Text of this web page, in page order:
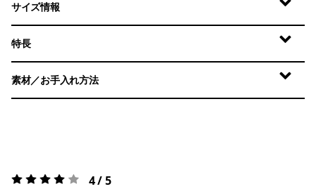
サイズ情報
特長
素材／お手入れ方法
評価:4 / 5 4 / 5